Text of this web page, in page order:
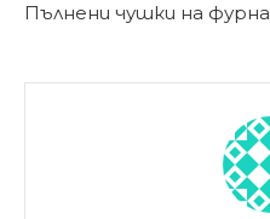
Пълнени чушки на фурна